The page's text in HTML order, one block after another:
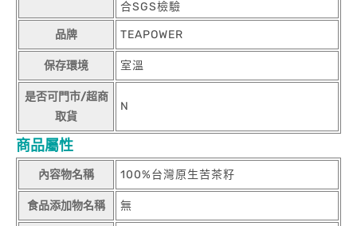
合SGS檢驗
品牌 TEAPOWER
保存環境 室溫
是否可門市/超商
取貨
N
商品屬性
內容物名稱 100%台灣原生苦茶籽
食品添加物名稱 無